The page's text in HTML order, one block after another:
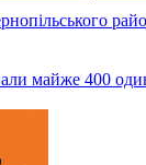
майже 400